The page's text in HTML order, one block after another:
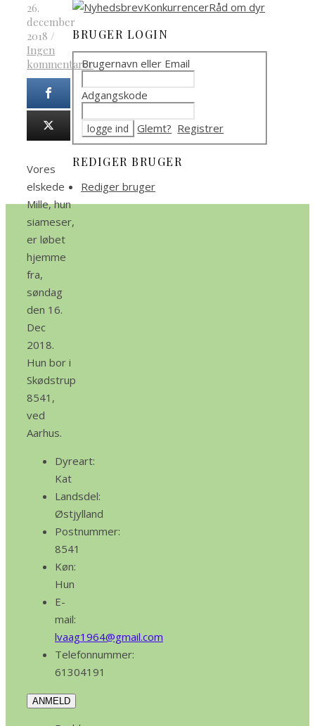
26.
december
2018 /
Ingen
kommentarer
Vores
elskede
Mille, hun
siameser,
er løbet
hjemme
fra,
søndag
den 16.
Dec
2018.
Hun bor i
Skødstrup
8541,
ved
Aarhus.
Dyreart:
Kat
Landsdel:
Østjylland
Postnummer:
8541
Køn:
Hun
E-
mail:
lvaag1964@gmail.com
Telefonnummer:
61304191
ANMELD
BRUGER LOGIN
Brugernavn eller Email
Adgangskode
Glemt? Registrer
REDIGER BRUGER
Rediger bruger